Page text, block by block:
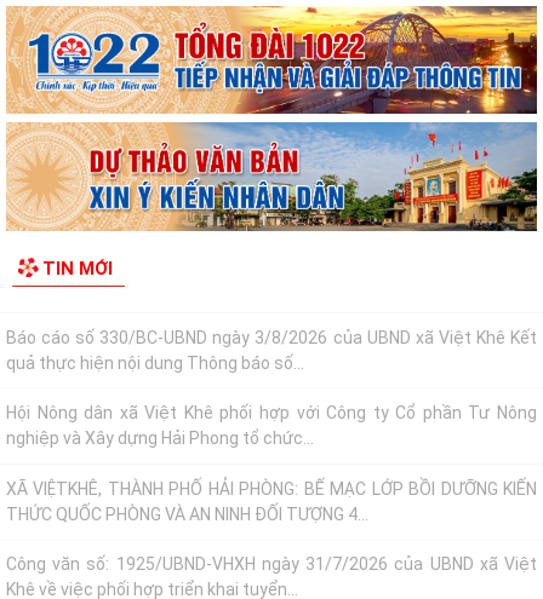
TIN MỚI
Báo cáo số: 21/KT-UBND ngày 4/8/2026 của UBND xã Việt Khê về
Danh sách hộ kinh doanh, HTX đã đăng...
BAN CHỈ HUY QUÂN SỰ XÃ VIỆT KHÊ TỔ CHỨC HỘI NGHỊ CÔNG BỐ CÁC
QUYẾT ĐỊNH MIỄN NHIỆM, BỔ NHIỆM CÁN BỘ...
Thông báo số: 2549/TB-UBND ngày 03/8/2026 của UBND xã Việt Khê
về việc lập mới bổ sung văn bản ủy...
NĂM 2026
quả thực hiện nội dung Thông báo số...
nghiệp và Xây dựng Hải Phong tổ chức...
THỨC QUỐC PHÒNG VÀ AN NINH ĐỐI TƯỢNG 4...
Khê về việc phối hợp triển khai tuyển...